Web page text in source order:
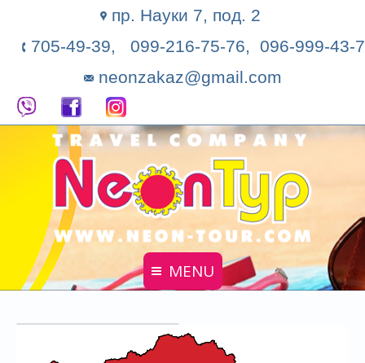
пр. Науки 7, под. 2
705-49-39, 099-216-75-76, 096-999-43-
neonzakaz@gmail.com
MENU
Поиск тура